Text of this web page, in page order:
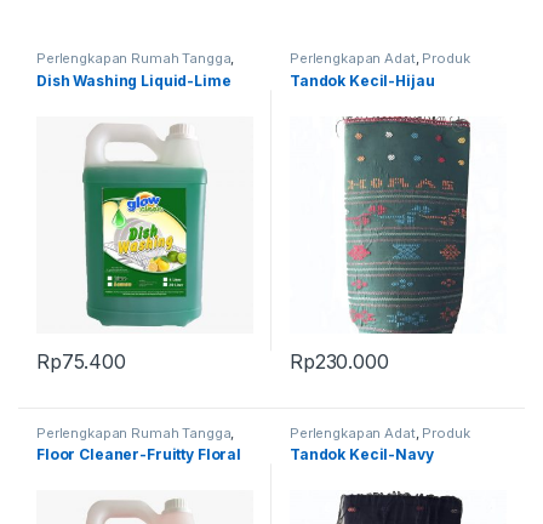
Perlengkapan Rumah Tangga
Produk Terbaru
Dish Washing Liquid-Lime
Rp75.400
Perlengkapan Adat, Produk
Terbaru Tandok
Tandok Kecil-Hijau
Rp230.000
Perlengkapan Rumah Tangga
Produk Terbaru
Floor Cleaner-Fruitty Floral
Perlengkapan Adat, Produk
Terbaru, Tandok
Tandok Kecil-Navy